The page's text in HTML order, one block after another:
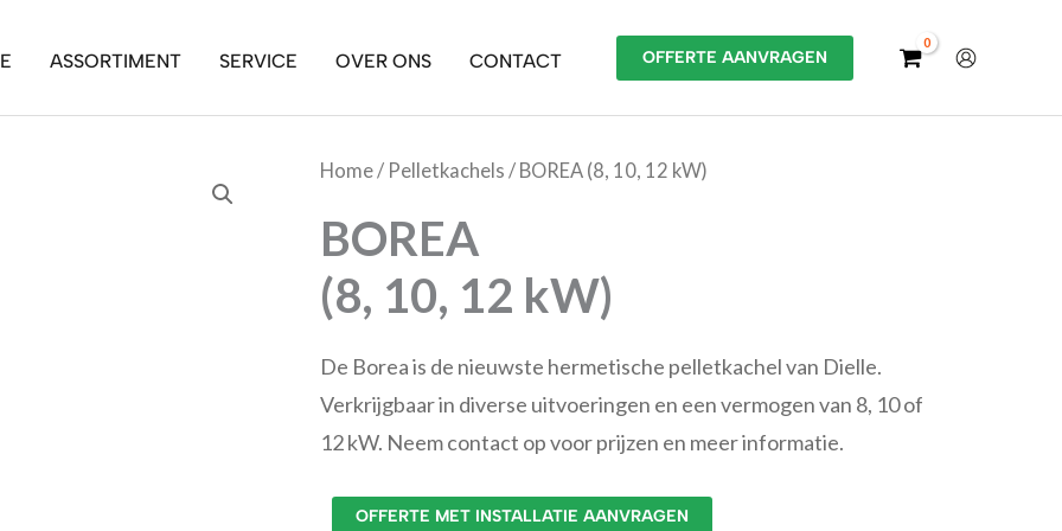
ASSORTIMENT SERVICE OVER ONS CONTACT OFFERTE AANVRAGEN
Home/ Pelletkachels / BOREA (8, 10, 12 kW)
BOREA
(8, 10, 12 kW)
De Borea is de nieuwste hermetische pelletkachel van Dielle.
Verkrijgbaar in diverse uitvoeringen en een vermogen van 8, 10 of
12 kW. Neem contact op voor prijzen en meer informatie.
OFFERTE MET INSTALLATIE AANVRAGEN